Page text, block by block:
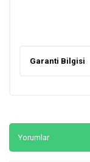
Garanti Bilgisi
Yorumlar